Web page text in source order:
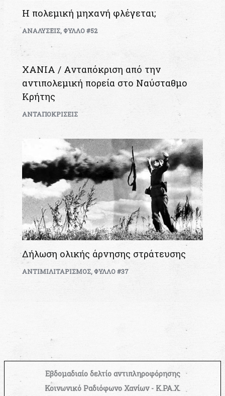
Η πολεμική μηχανή φλέγεται;
ΑΝΑΛΥΣΕΙΣ,ΦΥΛΛΟ #52
XANIA / Ανταπόκριση από την
αντιπολεμική πορεία στο Ναύσταθμο
Κρήτης
ΑΝΤΑΠΟΚΡΙΣΕΙΣ
Δήλωση ολικής άρνησης στράτευσης
ΑΝΤΙΜΙΛΙΤΑΡΙΣΜΟΣ,ΦΥΛΛΟ #37
Εβδομαδιαίο δελτίο αντιπληροφόρησης
Κοινωνικό Ραδιόφωνο Χανίων - Κ.ΡΑ.Χ.